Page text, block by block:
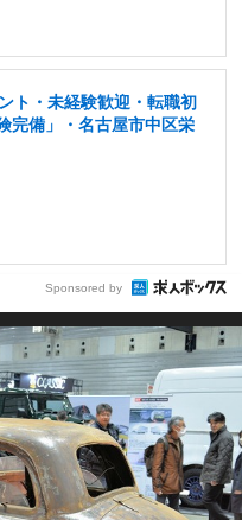
ト・未経験歓迎・転職初
完備」・名古屋市中区栄
Sponsored by